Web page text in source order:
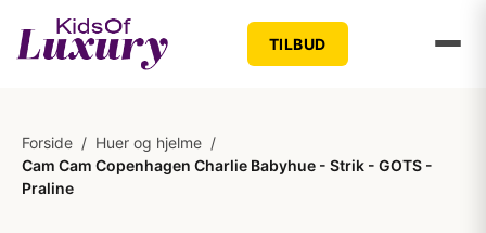
TILBUD
Forside / Huer og hjelme /
Cam Cam Copenhagen Charlie Babyhue - Strik - GOTS -
Praline